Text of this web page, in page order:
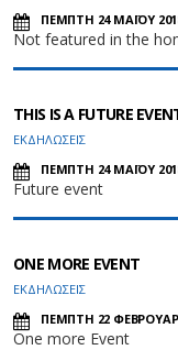
ΠΕΜΠΤΗ 24 ΜΑΪΟΥ
Not featured in the
THIS IS A FUTURE
ΕΚΔΗΛΩΣΕΙΣ
ΠΕΜΠΤΗ 24 ΜΑΪΟΥ
Future event
ONE MORE EVENT
ΕΚΔΗΛΩΣΕΙΣ
ΠΕΜΠΤΗ 22
One more Event